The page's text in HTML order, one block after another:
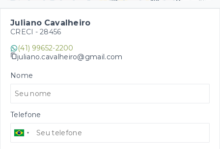
Juliano Cavalheiro
CRECI - 28456
(41) 99652-2200
juliano.cavalheiro@gmail.com
Nome
Telefone